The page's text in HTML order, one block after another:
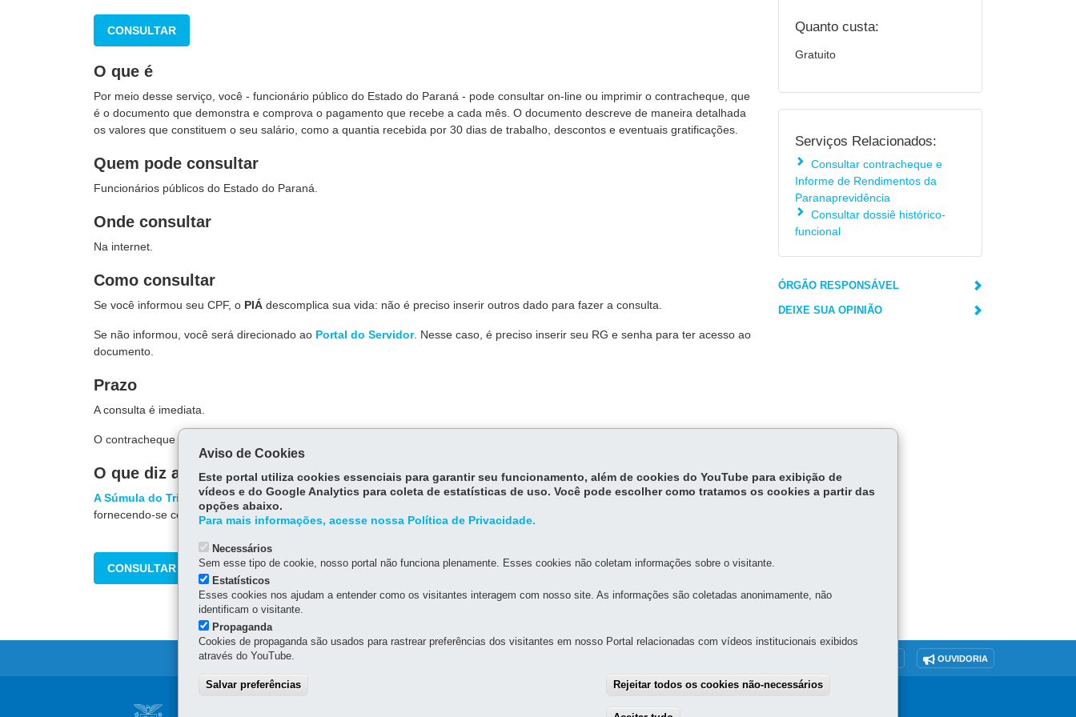
CONSULTAR
O que é
Por meio desse serviço, você - funcionário público do Estado do Paraná - pode consultar on-line ou imprimir o contracheque, que
é o documento que demonstra e comprova o pagamento que recebe a cada mês. O documento descreve de maneira detalhada
os valores que constituem o seu salário, como a quantia recebida por 30 dias de trabalho, descontos e eventuais gratificações.
Quem pode consultar
Funcionários públicos do Estado do Paraná.
Onde consultar
Na internet.
Como consultar
Se você informou seu CPF, o PIÁ descomplica sua vida: não é preciso inserir outros dado para fazer a consulta.
Se não informou, você será direcionado ao Portal do Servidor. Nesse caso, é preciso inserir seu RG e senha para ter acesso ao
documento.
Prazo
A consulta é imediata.
O contracheque está disponível cinco dias antes da data do pagamento.
O que diz a lei
A Súmula do Tribunal Superior do Trabalho(TST) nº 93 define que o pagamento do salário será feito mediante recibo,
fornecendo-se cópia ao empregado, com a identificação de todos os valores e descontos relativos ao pagamento.
CONSULTAR
Quanto custa:
Gratuito
Serviços Relacionados:
Consultar contracheque e
Informe de Rendimentos da
Paranaprevidência
Consultar dossiê histórico-
funcional
ÓRGÃO RESPONSÁVEL
DEIXE SUA OPINIÃO
OUVIDORIA
Navegação SUPERINTENDÊNCIA-GERAL DE GOVERNANÇA DE SERVIÇOS E DADOS - SGSD
Aviso de Cookies
Este portal utiliza cookies essenciais para garantir seu funcionamento, além de cookies do YouTube para exibição de
vídeos e do Google Analytics para coleta de estatísticas de uso. Você pode escolher como tratamos os cookies a partir das
opções abaixo.
Para mais informações, acesse nossa Política de Privacidade.
Necessários
Sem esse tipo de cookie, nosso portal não funciona plenamente. Esses cookies não coletam informações sobre o visitante.
Estatísticos
Esses cookies nos ajudam a entender como os visitantes interagem com nosso site. As informações são coletadas anonimamente, não
identificam o visitante.
Propaganda
Cookies de propaganda são usados para rastrear preferências dos visitantes em nosso Portal relacionadas com vídeos institucionais exibidos
através do YouTube.
Salvar preferências Rejeitar todos os cookies não-necessários